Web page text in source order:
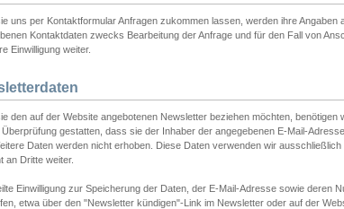
uns per Kontaktformular Anfragen zukommen lassen, werden ihre
Kontaktdaten zwecks Bearbeitung der Anfrage und für den Fall von
Einwilligung weiter.
den auf der Website angebotenen Newsletter beziehen möchten,
gestatten, dass sie der Inhaber der angegebenen E-Mail-
Daten werden nicht erhoben. Diese Daten verwenden wir
an Dritte weiter.
Einwilligung zur Speicherung der Daten, der E-Mail-Adresse sowie deren
etwa über den "Newsletter kündigen"-Link im Newsletter oder auf der